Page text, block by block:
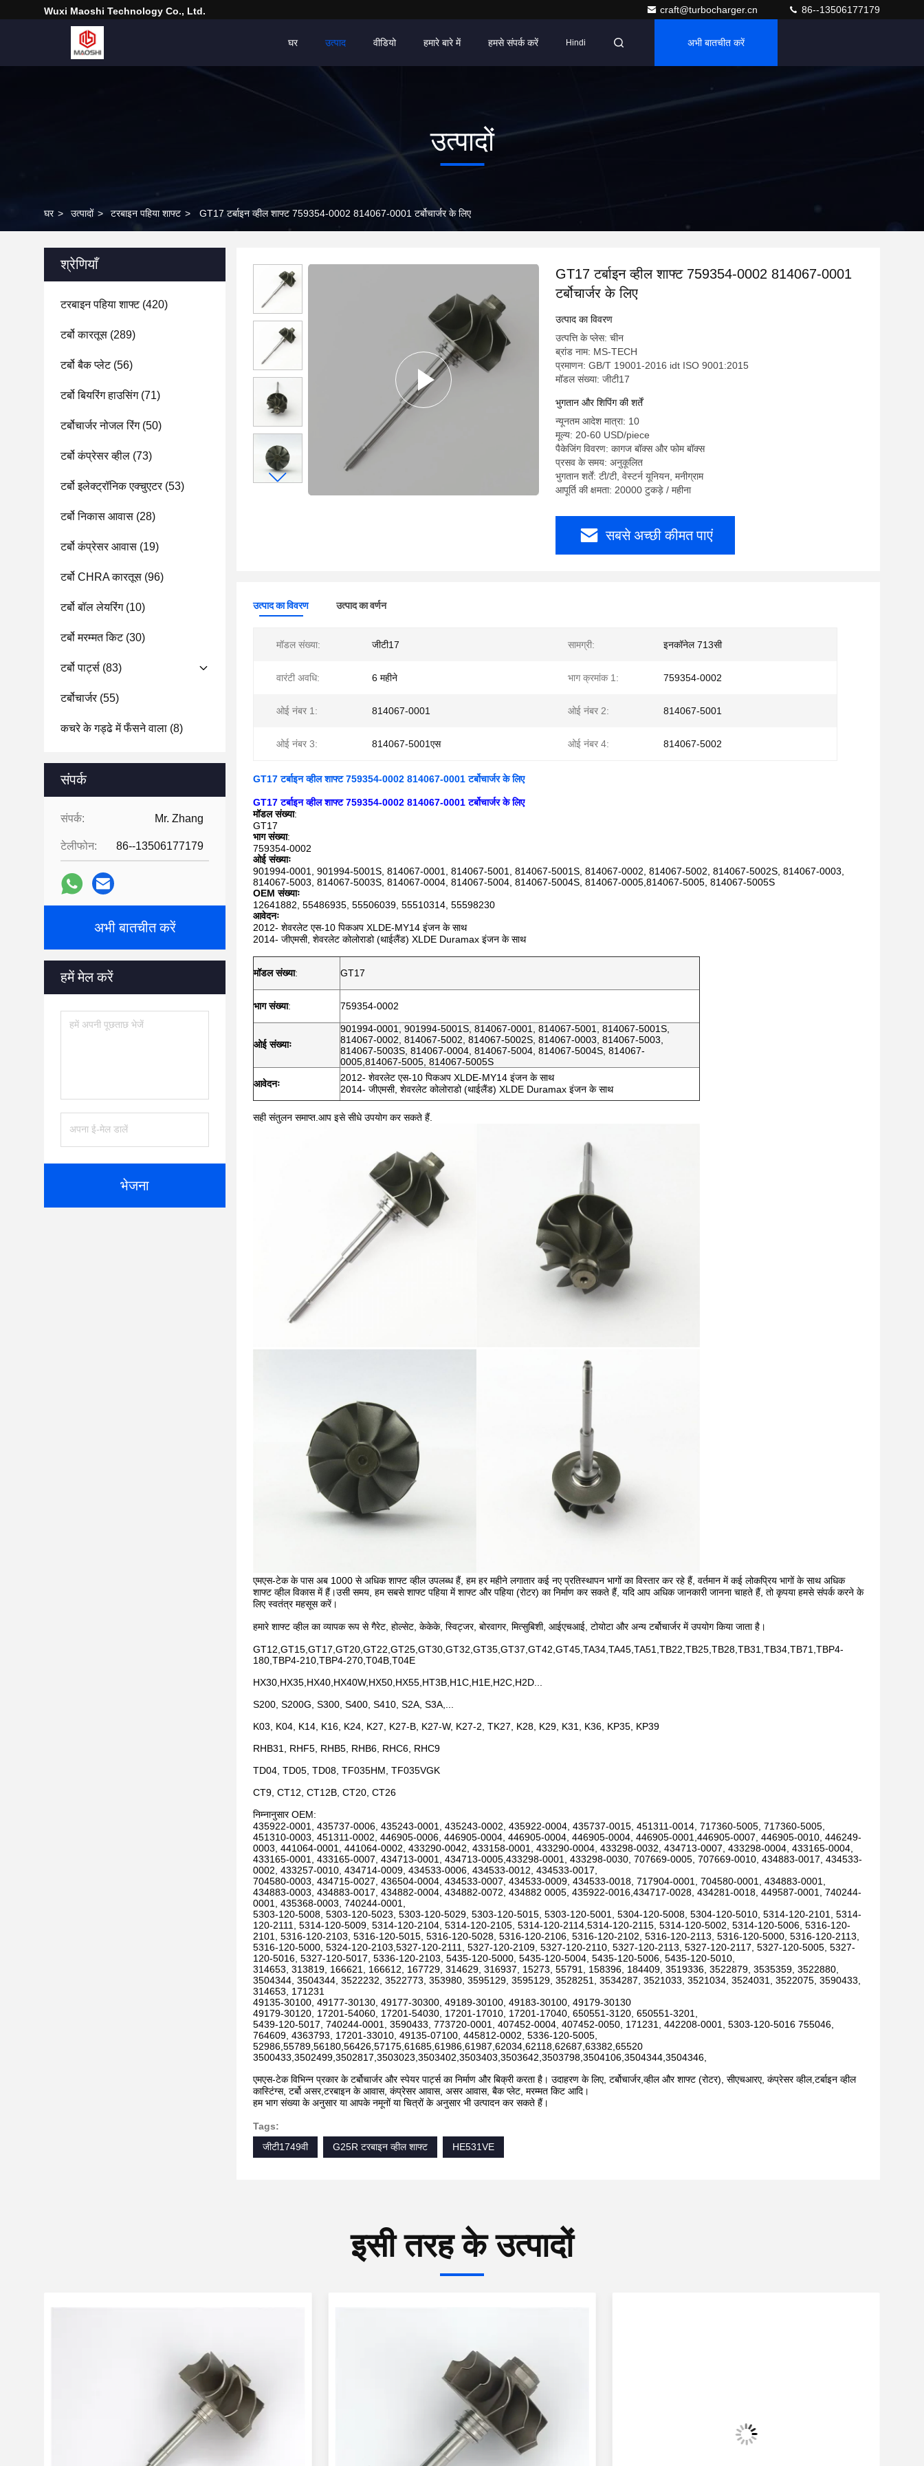
Wuxi Maoshi Technology Co., Ltd. craft@turbocharger.cn 86--13506177179
घर उत्पाद वीडियो हमारे बारे में हमसे संपर्क करें Hindi अभी बातचीत करें
उत्पादों
घर > उत्पादों > टरबाइन पहिया शाफ्ट > GT17 टर्बाइन व्हील शाफ्ट 759354-0002 814067-0001 टर्बोचार्जर के लिए
श्रेणियाँ
टरबाइन पहिया शाफ्ट(420)
टर्बो कारतूस (289)
टर्बो बैक प्लेट(56)
टर्बो बियरिंग हाउसिंग(71)
टर्बोचार्जर नोजल रिंग(50)
टर्बो कंप्रेसर व्हील (73)
टर्बो इलेक्ट्रॉनिक एक्चुएटर(53)
टर्बो निकास आवास (28)
टर्बो कंप्रेसर आवास (19)
टर्बो CHRA कारतूस (96)
टर्बो बॉल लेयरिंग(10)
टर्बो मरम्मत किट(30)
टर्बो पार्ट्स (83)
टर्बोचार्जर(55)
कचरे के गड्ढे में फँसने वाला (8)
संपर्क
संपर्क: Mr. Zhang
टेलीफोन: 86--13506177179
अभी बातचीत करें
हमें मेल करें
भेजना
GT17 टर्बाइन व्हील शाफ्ट 759354-0002 814067-0001
टर्बोचार्जर के लिए
उत्पाद का विवरण
उत्पत्ति के प्लेस: चीन
ब्रांड नाम: MS-TECH
प्रमाणन: GB/T 19001-2016 idt ISO 9001:2015
मॉडल संख्या: जीटी17
भुगतान और शिपिंग की शर्तें
न्यूनतम आदेश मात्रा: 10
मूल्य: 20-60 USD/piece
पैकेजिंग विवरण: कागज बॉक्स और फोम बॉक्स
प्रसव के समय: अनुकूलित
भुगतान शर्तें: टी/टी, वेस्टर्न यूनियन, मनीग्राम
आपूर्ति की क्षमता: 20000 टुकड़े / महीना
सबसे अच्छी कीमत पाएं
उत्पाद का विवरण उत्पाद का वर्णन
मॉडल संख्या: जीटी17 सामग्री: इनकॉनेल 713सी
वारंटी अवधि: 6 महीने भाग क्रमांक 1: 759354-0002
ओई नंबर 1: 814067-0001 ओई नंबर 2: 814067-5001
ओई नंबर 3: 814067-5001एस ओई नंबर 4: 814067-5002
GT17 टर्बाइन व्हील शाफ्ट 759354-0002 814067-0001 टर्बोचार्जर के लिए
GT17 टर्बाइन व्हील शाफ्ट 759354-0002 814067-0001 टर्बोचार्जर के लिए
मॉडल संख्या:
GT17
भाग संख्या:
759354-0002
ओई संख्याः
901994-0001, 901994-5001S, 814067-0001, 814067-5001, 814067-5001S, 814067-0002, 814067-5002, 814067-5002S, 814067-0003,
814067-5003, 814067-5003S, 814067-0004, 814067-5004, 814067-5004S, 814067-0005,814067-5005, 814067-5005S
OEM संख्याः
12641882, 55486935, 55506039, 55510314, 55598230
आवेदनः
2012- शेवरलेट एस-10 पिकअप XLDE-MY14 इंजन के साथ
2014- जीएमसी, शेवरलेट कोलोराडो (थाईलैंड) XLDE Duramax इंजन के साथ
मॉडल संख्या: GT17
भाग संख्या: 759354-0002
ओई संख्याः
901994-0001, 901994-5001S, 814067-0001, 814067-5001, 814067-5001S,
814067-0002, 814067-5002, 814067-5002S, 814067-0003, 814067-5003,
814067-5003S, 814067-0004, 814067-5004, 814067-5004S, 814067-
0005,814067-5005, 814067-5005S
आवेदनः
2012- शेवरलेट एस-10 पिकअप XLDE-MY14 इंजन के साथ
2014- जीएमसी, शेवरलेट कोलोराडो (थाईलैंड) XLDE Duramax इंजन के साथ
सही संतुलन समाप्त.आप इसे सीधे उपयोग कर सकते हैं.
एमएस-टेक के पास अब 1000 से अधिक शाफ्ट व्हील उपलब्ध हैं, हम हर महीने लगातार कई नए प्रतिस्थापन भागों का विस्तार कर रहे हैं, वर्तमान में कई लोकप्रिय भागों के साथ अधिक
शाफ्ट व्हील विकास में हैं।उसी समय, हम सबसे शाफ्ट पहिया में शाफ्ट और पहिया (रोटर) का निर्माण कर सकते हैं, यदि आप अधिक जानकारी जानना चाहते हैं, तो कृपया हमसे संपर्क करने के
लिए स्वतंत्र महसूस करें।
हमारे शाफ्ट व्हील का व्यापक रूप से गैरेट, होल्सेट, केकेके, स्विट्जर, बोरवागर, मित्सुबिशी, आईएचआई, टोयोटा और अन्य टर्बोचार्जर में उपयोग किया जाता है।
GT12,GT15,GT17,GT20,GT22,GT25,GT30,GT32,GT35,GT37,GT42,GT45,TA34,TA45,TA51,TB22,TB25,TB28,TB31,TB34,TB71,TBP4-
180,TBP4-210,TBP4-270,T04B,T04E
HX30,HX35,HX40,HX40W,HX50,HX55,HT3B,H1C,H1E,H2C,H2D...
S200, S200G, S300, S400, S410, S2A, S3A,...
K03, K04, K14, K16, K24, K27, K27-B, K27-W, K27-2, TK27, K28, K29, K31, K36, KP35, KP39
RHB31, RHF5, RHB5, RHB6, RHC6, RHC9
TD04, TD05, TD08, TF035HM, TF035VGK
CT9, CT12, CT12B, CT20, CT26
निम्नानुसार OEM:
435922-0001, 435737-0006, 435243-0001, 435243-0002, 435922-0004, 435737-0015, 451311-0014, 717360-5005, 717360-5005,
451310-0003, 451311-0002, 446905-0006, 446905-0004, 446905-0004, 446905-0004, 446905-0001,446905-0007, 446905-0010, 446249-
0003, 441064-0001, 441064-0002, 433290-0042, 433158-0001, 433290-0004, 433298-0032, 434713-0007, 433298-0004, 433165-0004,
433165-0001, 433165-0007, 434713-0001, 434713-0005,433298-0001, 433298-0030, 707669-0005, 707669-0010, 434883-0017, 434533-
0002, 433257-0010, 434714-0009, 434533-0006, 434533-0012, 434533-0017,
704580-0003, 434715-0027, 436504-0004, 434533-0007, 434533-0009, 434533-0018, 717904-0001, 704580-0001, 434883-0001,
434883-0003, 434883-0017, 434882-0004, 434882-0072, 434882 0005, 435922-0016,434717-0028, 434281-0018, 449587-0001, 740244-
0001, 435368-0003, 740244-0001,
5303-120-5008, 5303-120-5023, 5303-120-5029, 5303-120-5015, 5303-120-5001, 5304-120-5008, 5304-120-5010, 5314-120-2101, 5314-
120-2111, 5314-120-5009, 5314-120-2104, 5314-120-2105, 5314-120-2114,5314-120-2115, 5314-120-5002, 5314-120-5006, 5316-120-
2101, 5316-120-2103, 5316-120-5015, 5316-120-5028, 5316-120-2106, 5316-120-2102, 5316-120-2113, 5316-120-5000, 5316-120-2113,
5316-120-5000, 5324-120-2103,5327-120-2111, 5327-120-2109, 5327-120-2110, 5327-120-2113, 5327-120-2117, 5327-120-5005, 5327-
120-5016, 5327-120-5017, 5336-120-2103, 5435-120-5000, 5435-120-5004, 5435-120-5006, 5435-120-5010,
314653, 313819, 166621, 166612, 167729, 314629, 316937, 15273, 55791, 158396, 184409, 3519336, 3522879, 3535359, 3522880,
3504344, 3504344, 3522232, 3522773, 353980, 3595129, 3595129, 3528251, 3534287, 3521033, 3521034, 3524031, 3522075, 3590433,
314653, 171231
49135-30100, 49177-30130, 49177-30300, 49189-30100, 49183-30100, 49179-30130
49179-30120, 17201-54060, 17201-54030, 17201-17010, 17201-17040, 650551-3120, 650551-3201,
5439-120-5017, 740244-0001, 3590433, 773720-0001, 407452-0004, 407452-0050, 171231, 442208-0001, 5303-120-5016 755046,
764609, 4363793, 17201-33010, 49135-07100, 445812-0002, 5336-120-5005,
52986,55789,56180,56426,57175,61685,61986,61987,62034,62118,62687,63382,65520
3500433,3502499,3502817,3503023,3503402,3503403,3503642,3503798,3504106,3504344,3504346,
एमएस-टेक विभिन्न प्रकार के टर्बोचार्जर और स्पेयर पार्ट्स का निर्माण और बिक्री करता है। उदाहरण के लिए, टर्बोचार्जर,व्हील और शाफ्ट (रोटर), सीएचआरए, कंप्रेसर व्हील,टर्बाइन व्हील
कास्टिंग्स, टर्बो असर,टरबाइन के आवास, कंप्रेसर आवास, असर आवास, बैक प्लेट, मरम्मत किट आदि।
हम भाग संख्या के अनुसार या आपके नमूनों या चित्रों के अनुसार भी उत्पादन कर सकते हैं।
Tags:
जीटी1749वी
G25R टरबाइन व्हील शाफ्ट HE531VE
इसी तरह के उत्पादों